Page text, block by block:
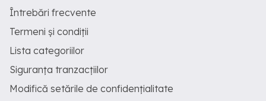
Întrebări frecvente
Termeni și condiții
Lista categoriilor
Siguranța tranzacțiilor
Modifică setările de confidențialitate